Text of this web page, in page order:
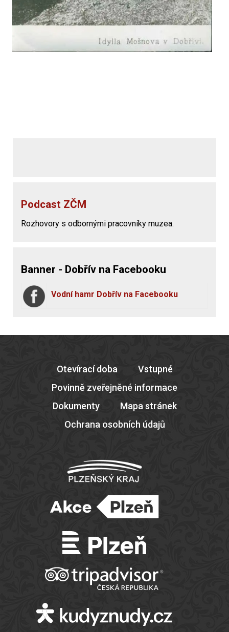
Podcast ZČM
Rozhovory s odbornými pracovníky muzea.
Banner - Dobřív na Facebooku
Vodní hamr Dobřív na Facebooku
Otevírací doba
Vstupné
Povinně zveřejněné informace
Dokumenty
Mapa stránek
Ochrana osobních údajů